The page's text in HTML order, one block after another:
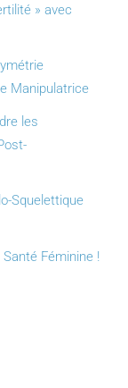
» avec
Manipulatrice
les
Squelettique
Féminine !